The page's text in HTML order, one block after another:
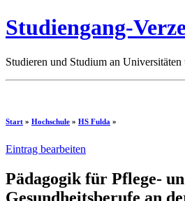
Studiengang-
Studieren und Studium an Universitäten
Start » Hochschule » HS Fulda »
Eintrag bearbeiten
Pädagogik für Pflege-
Gesundheitsberufe an